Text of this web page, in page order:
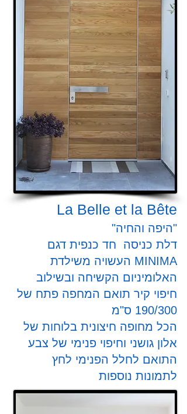
​La Belle et la Bête
"היפה והחיה"
דלת כניסה חד כנפית דגם
MINIMA העשויה משילדת
האלומיניום הקשיחה ובשילוב
חיפוי קיר תואם המחפה פתח של
190/300 ס"מ
הכל מחופה חיצונית בלוחות של
אלון גושני וחיפוי פנימי של צבע
התואם לחלל הפנימי לחץ
לתמונות נוספות